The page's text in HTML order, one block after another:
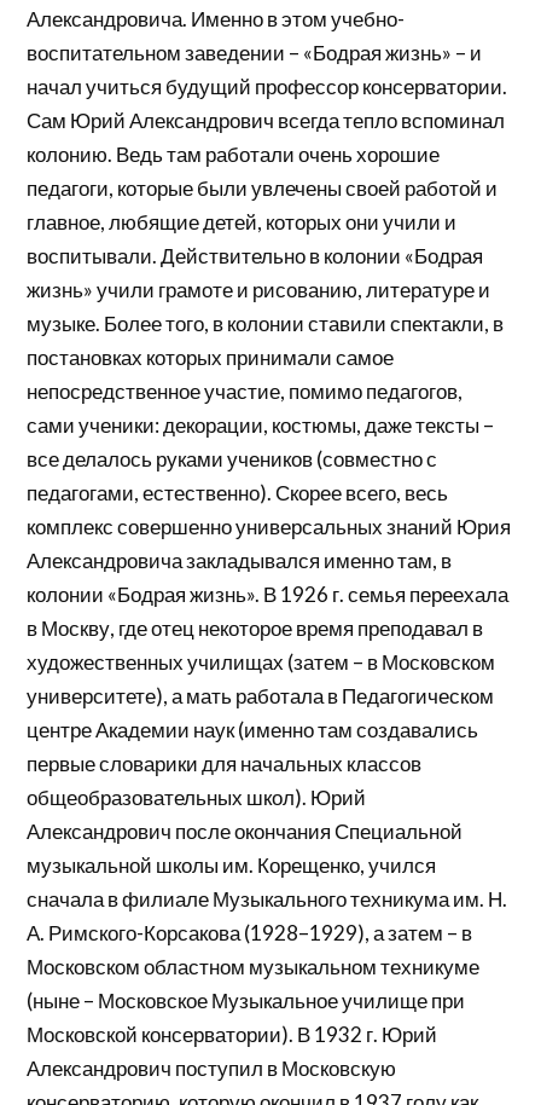
Александровича. Именно в этом учебно-
воспитательном заведении – «Бодрая жизнь» – и
начал учиться будущий профессор консерватории.
Сам Юрий Александрович всегда тепло вспоминал
колонию. Ведь там работали очень хорошие
педагоги, которые были увлечены своей работой и
главное, любящие детей, которых они учили и
воспитывали. Действительно в колонии «Бодрая
жизнь» учили грамоте и рисованию, литературе и
музыке. Более того, в колонии ставили спектакли, в
постановках которых принимали самое
непосредственное участие, помимо педагогов,
сами ученики: декорации, костюмы, даже тексты –
все делалось руками учеников (совместно с
педагогами, естественно). Скорее всего, весь
комплекс совершенно универсальных знаний Юрия
Александровича закладывался именно там, в
колонии «Бодрая жизнь». В 1926 г. семья переехала
в Москву, где отец некоторое время преподавал в
художественных училищах (затем – в Московском
университете), а мать работала в Педагогическом
центре Академии наук (именно там создавались
первые словарики для начальных классов
общеобразовательных школ). Юрий
Александрович после окончания Специальной
музыкальной школы им. Корещенко, учился
сначала в филиале Музыкального техникума им. Н.
А. Римского-Корсакова (1928–1929), а затем – в
Московском областном музыкальном техникуме
(ныне – Московское Музыкальное училище при
Московской консерватории). В 1932 г. Юрий
Александрович поступил в Московскую